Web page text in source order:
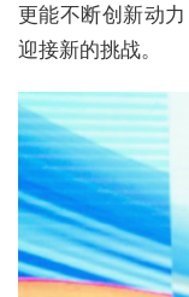
更能不断创新动
迎接新的挑战。